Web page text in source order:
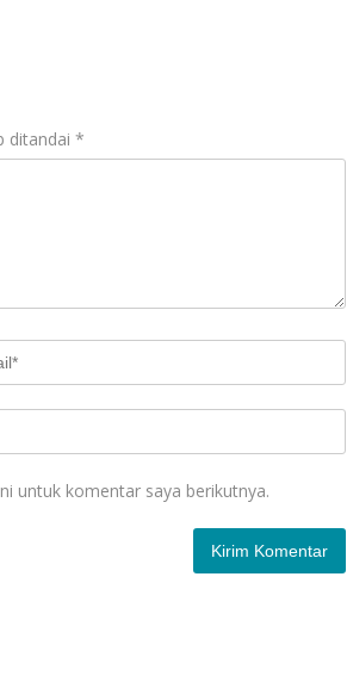
ditandai *
untuk komentar saya berikutnya.